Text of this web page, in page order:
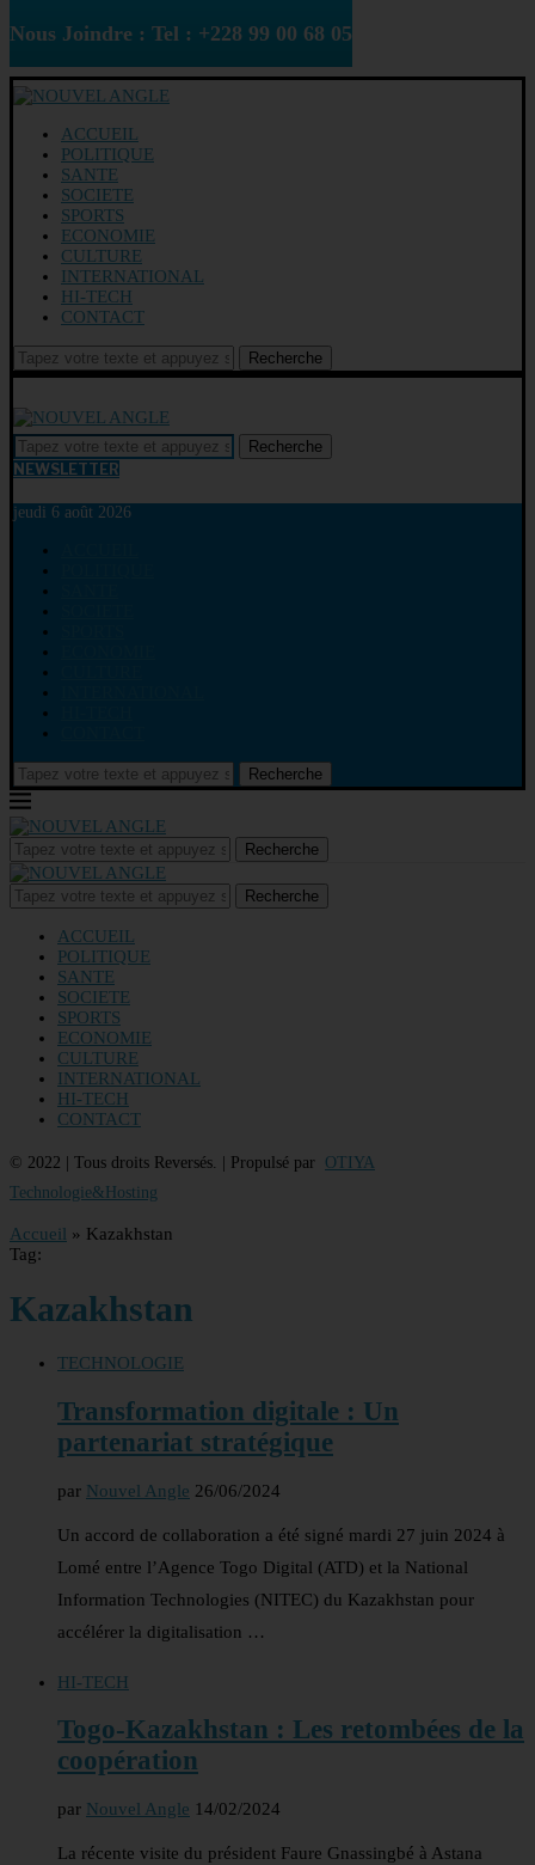
Nous Joindre : Tel : +228 99 00 68 05
ACCUEIL
POLITIQUE
SANTE
SOCIETE
SPORTS
ECONOMIE
CULTURE
INTERNATIONAL
HI-TECH
CONTACT
Recherche
Recherche
NEWSLETTER
jeudi 6 août 2026
Recherche
Recherche
Recherche
ACCUEIL
POLITIQUE
SANTE
SOCIETE
SPORTS
ECONOMIE
CULTURE
INTERNATIONAL
HI-TECH
CONTACT
© 2022 | Tous droits Reversés. | Propulsé par OTIYA
Technologie&Hosting
Accueil » Kazakhstan
Tag:
Kazakhstan
TECHNOLOGIE
Transformation digitale : Un
partenariat stratégique
par Nouvel Angle 26/06/2024
Un accord de collaboration a été signé mardi 27 juin 2024 à
Lomé entre l’Agence Togo Digital (ATD) et la National
Information Technologies (NITEC) du Kazakhstan pour
accélérer la digitalisation …
HI-TECH
Togo-Kazakhstan : Les retombées de la
coopération
par Nouvel Angle 14/02/2024
La récente visite du président Faure Gnassingbé à Astana